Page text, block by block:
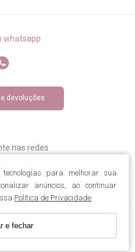
para melhorar sua
anúncios, ao continuar
Política de Privacidade
e fechar
whatsapp
devoluções
nas redes